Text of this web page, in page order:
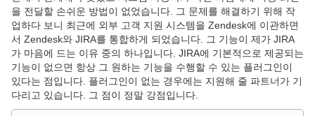
을 전달할 손쉬운 방법이 없었습니다. 그 문제를 해결하기 위해 작
업하다 보니 최근에 외부 고객 지원 시스템을 Zendesk에 이관하면
서 Zendesk와 JIRA를 통합하게 되었습니다. 그 기능이 제가 JIRA
가 마음에 드는 이유 중의 하나입니다. JIRA에 기본적으로 제공되는
기능이 없으면 항상 그 원하는 기능을 수행할 수 있는 플러그인이
있다는 점입니다. 플러그인이 없는 경우에는 지원해 줄 파트너가 기
다리고 있습니다. 그 점이 정말 강점입니다.